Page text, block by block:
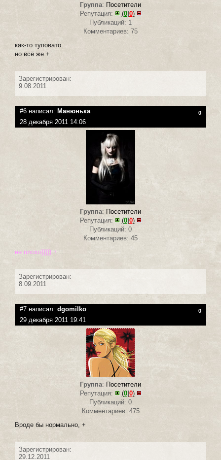
Группа: Посетители
Репутация:
(0|0)
Публикаций: 1
Комментариев: 75
как-то туповато
но всё же +
Зарегистрирован:
9.08.2011
#6 написал: Манюнька 0
28 декабря 2011 14:06
Группа: Посетители
Репутация:
(0| 0)
Публикаций: 0
Комментариев: 45
не плохо))))) +
Зарегистрирован:
8.09.2011
#7 написал: dgomilko 0
29 декабря 2011 19:41
Группа: Посетители
Репутация:
(0| 0)
Публикаций: 0
Комментариев: 475
Вроде бы нормально, +
Зарегистрирован:
29.12.2011